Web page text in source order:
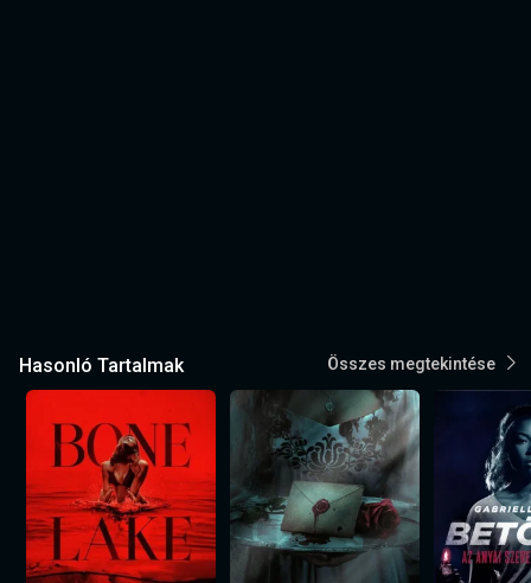
Hasonló Tartalmak Összes megtekintése